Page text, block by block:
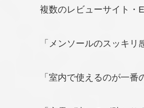
複数のレビューサイト・
「メンソールのスッキ
「室内で使えるのが一